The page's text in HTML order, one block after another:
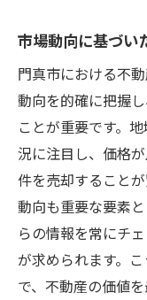
市場動向に基づい
門真市における不
動向を的確に把握
ことが重要です。
況に注目し、価格
件を売却すること
動向も重要な要素
らの情報を常にチ
が求められます。
で、不動産の価値